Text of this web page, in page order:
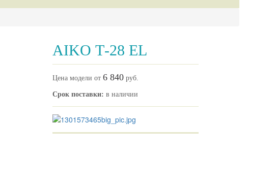
AIKO Т-28 EL
Цена модели от 6 840 руб.
Срок поставки: в наличии